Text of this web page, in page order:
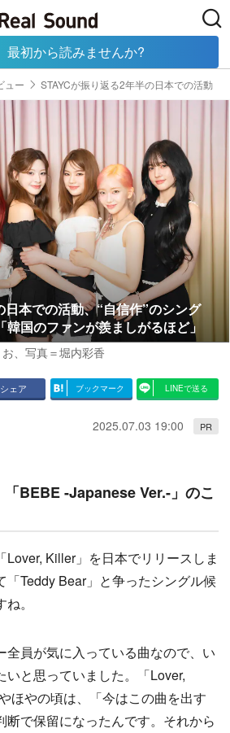
MOVIE TECH
ュー STAYCが振り返る2年半の日本での活動
本での活動、“自信作”のシング
国のファンが羨ましがるほど」
、 写真＝堀内彩香
シェア ブックマーク LINEで送る
2025.07.03 19:00 PR
BEBE -Japanese Ver.-」のこ
Killer」を日本でリリースしま
「Teddy Bear」と争ったシングル候
。
全員が気に入っている曲なので、い
いと思っていました。「Lover,
ほやの頃は、「今はこの曲を出す
断で保留になったんです。それから
最初から読みませんか?